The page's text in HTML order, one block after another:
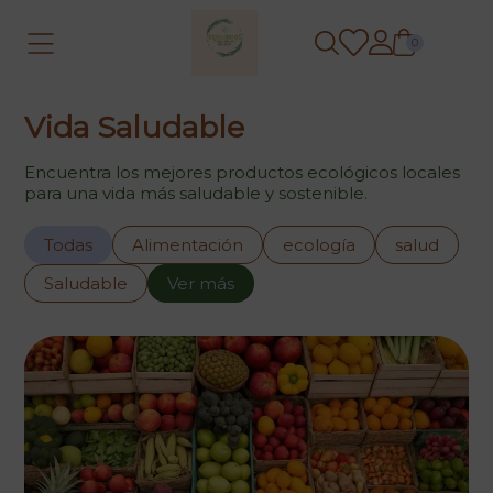
0
Vida Saludable
Encuentra los mejores productos ecológicos locales
para una vida más saludable y sostenible.
Todas Alimentación ecología
salud
Saludable
Ver más